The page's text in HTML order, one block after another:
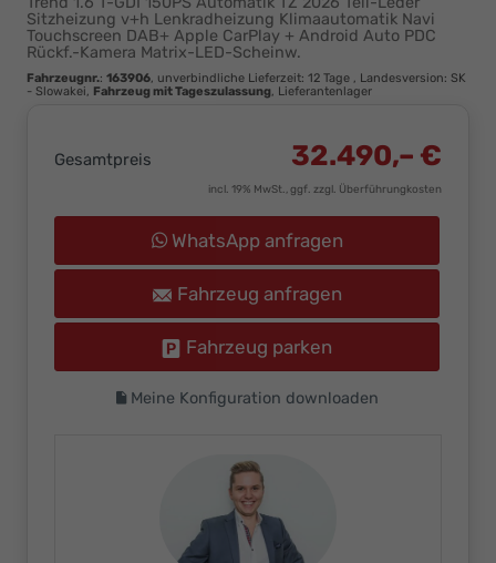
Ihr
Innovatives
Autohaus
Sitzheizung v+h Lenkradheizung Klimaautomatik Navi
Touchscreen DAB+ Apple CarPlay + Android Auto PDC
Rückf.-Kamera Matrix-LED-Scheinw.
Fahrzeugnr.: 163906 , unverbindliche Lieferzeit: 12 Tage , Landesversion: SK
- Slowakei, Fahrzeug mit Tageszulassung , Lieferantenlager
Gesamtpreis 32.490,– €
incl. 19% MwSt., ggf. zzgl. Überführungkosten
WhatsApp anfragen
Fahrzeug anfragen
Fahrzeug parken
Meine Konfiguration downloaden